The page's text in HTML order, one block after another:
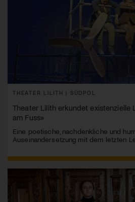
THEATER LILITH | SÜDPOL
Theater Lilith erkundet existenzielle
am Fuss»
Eine poetische, nachdenkliche und
Auseinandersetzung mit dem letzten